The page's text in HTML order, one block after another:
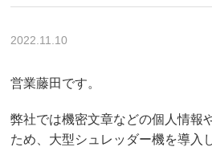
2022.11.10
営業藤田です。
弊社では機密文章などの個人情報
ため、大型シュレッダー機を導入